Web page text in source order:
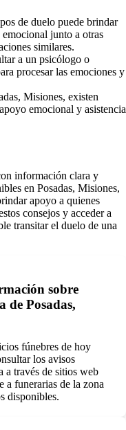
de duelo puede brindar
junto a otras
similares.
a un psicólogo o
procesar las emociones y
Misiones, existen
emocional y asistencia
información clara y
en Posadas, Misiones,
apoyo a quienes
consejos y acceder a
transitar el duelo de una
sobre
de Posadas,
fúnebres de hoy
los avisos
a través de sitios web
a funerarias de la zona
disponibles.